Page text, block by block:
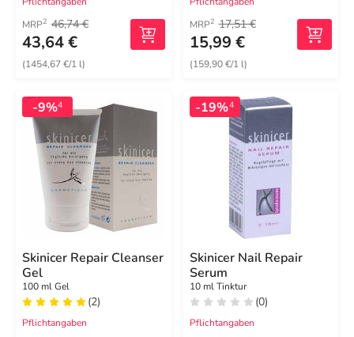
MRP2 46,74 €
43,64 €
(1454,67 €/1 l)
MRP2 17,51 €
15,99 €
(159,90 €/1 l)
-9%4
Skinicer Repair Cleanser
Gel
100 ml Gel
(2)
Pflichtangaben
-19%4
Skinicer Nail Repair
Serum
10 ml Tinktur
(0)
Pflichtangaben